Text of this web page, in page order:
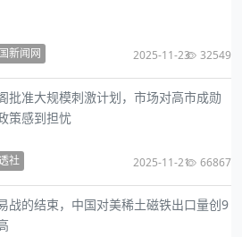
新闻网 2025-11-23 32549
批准大规模刺激计划，市场对高市成勋
策感到担忧
社 2025-11-21 66867
战的结束，中国对美稀土磁铁出口量创9